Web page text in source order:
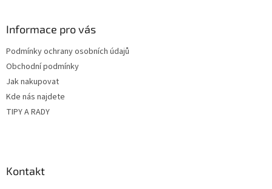
Informace pro vás
Podmínky ochrany osobních údajů
Obchodní podmínky
Jak nakupovat
Kde nás najdete
TIPY A RADY
Kontakt